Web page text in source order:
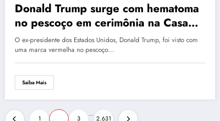
Donald Trump surge com hematoma
no pescoço em cerimônia na Casa
Branca, médico explica o motivo
O ex-presidente dos Estados Unidos, Donald Trump, foi visto com
uma marca vermelha no pescoço…
Saiba Mais
Paginação
1 3
…
2.631